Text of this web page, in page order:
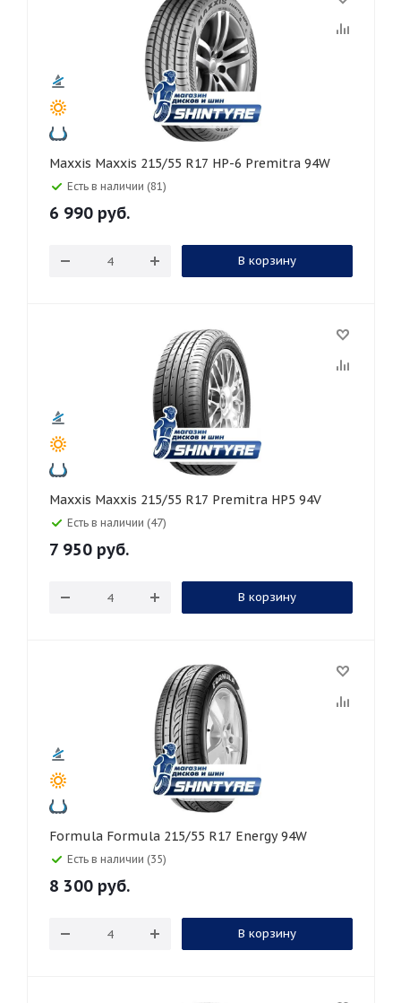
Maxxis Maxxis 215/55 R17 HP-6 Premitra 94W
Есть в наличии (81)
6 990 руб.
В корзину
Maxxis Maxxis 215/55 R17 Premitra HP5 94V
Есть в наличии (47)
7 950 руб.
В корзину
Formula Formula 215/55 R17 Energy 94W
Есть в наличии (35)
8 300 руб.
В корзину